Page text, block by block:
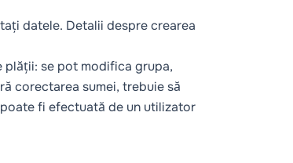
datele. Detalii despre crearea
plății: se pot modifica grupa,
corectarea sumei, trebuie să
fi efectuată de un utilizator